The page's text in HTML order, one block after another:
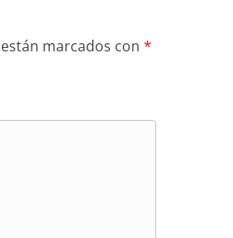
marcados con *